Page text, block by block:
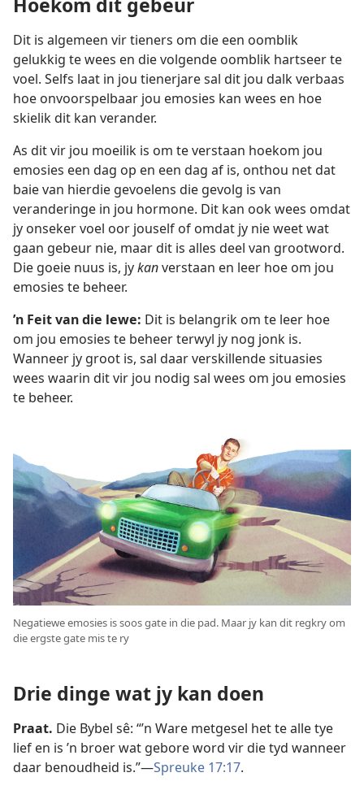
Dit is algemeen vir tieners om die een oomblik
gelukkig te wees en die volgende oomblik hartseer te
voel. Selfs laat in jou tienerjare sal dit jou dalk verbaas
hoe onvoorspelbaar jou emosies kan wees en hoe
skielik dit kan verander.
As dit vir jou moeilik is om te verstaan hoekom jou
emosies een dag op en een dag af is, onthou net dat
baie van hierdie gevoelens die gevolg is van
veranderinge in jou hormone. Dit kan ook wees omdat
jy onseker voel oor jouself of omdat jy nie weet wat
gaan gebeur nie, maar dit is alles deel van grootword.
Die goeie nuus is, jykanverstaan en leer hoe om jou
emosies te beheer.
’n Feit van die lewe: Dit is belangrik om te leer hoe
om jou emosies te beheer terwyl jy nog jonk is.
Wanneer jy groot is, sal daar verskillende situasies
wees waarin dit vir jou nodig sal wees om jou emosies
te beheer.
Negatiewe emosies is soos gate in die pad. Maar jy kan dit regkry om
die ergste gate mis te ry
Drie dinge wat jy kan doen
Praat. Die Bybel sê: “’n Ware metgesel het te alle tye
lief en is ’n broer wat gebore word vir die tyd wanneer
daar benoudheid is.”—Spreuke 17:17.